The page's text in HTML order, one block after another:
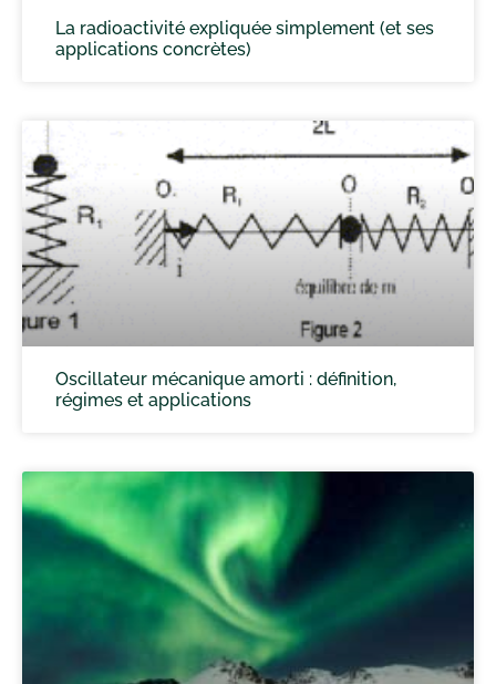
La radioactivité expliquée simplement (et ses
applications concrètes)
Oscillateur mécanique amorti : définition,
régimes et applications